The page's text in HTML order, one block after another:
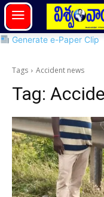
Generate e-Paper Clip
Tags Accident news
Tag: